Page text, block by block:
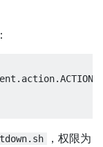
，权限为